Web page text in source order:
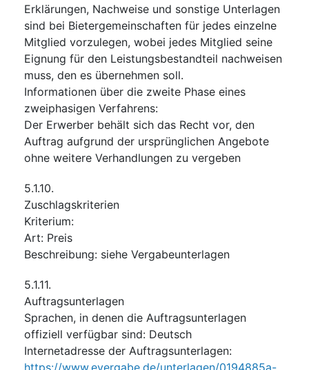
Erklärungen, Nachweise und sonstige Unterlagen
sind bei Bietergemeinschaften für jedes einzelne
Mitglied vorzulegen, wobei jedes Mitglied seine
Eignung für den Leistungsbestandteil nachweisen
muss, den es übernehmen soll.
Informationen über die zweite Phase eines
zweiphasigen Verfahrens:
Der Erwerber behält sich das Recht vor, den
Auftrag aufgrund der ursprünglichen Angebote
ohne weitere Verhandlungen zu vergeben
5.1.10.
Zuschlagskriterien
Kriterium:
Art: Preis
Beschreibung: siehe Vergabeunterlagen
5.1.11.
Auftragsunterlagen
Sprachen, in denen die Auftragsunterlagen
offiziell verfügbar sind: Deutsch
Internetadresse der Auftragsunterlagen:
https://www.evergabe.de/unterlagen/0194885a-